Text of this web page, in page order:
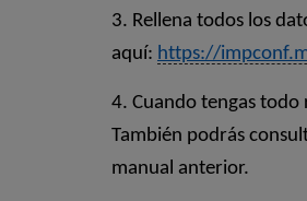
3. Rellena todos los
aquí: https://
4. Cuando tengas
También podrás
manual anterior.